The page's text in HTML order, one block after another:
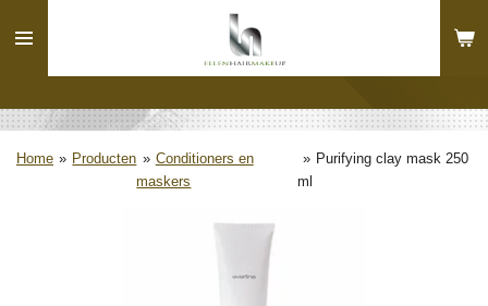
direct
hoofdinhoud
Home » Producten » Conditioners en
maskers
» Purifying clay mask 250
ml